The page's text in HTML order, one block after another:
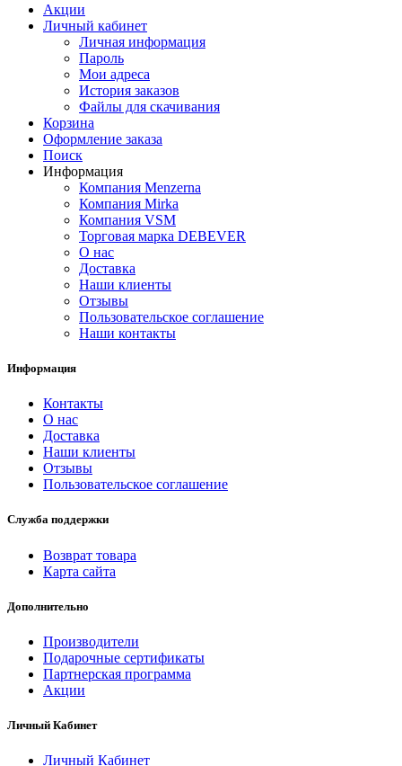
Акции
Личный кабинет
Личная информация
Пароль
Мои адреса
История заказов
Файлы для скачивания
Корзина
Оформление заказа
Поиск
Информация
Компания Menzerna
Компания Mirka
Компания VSM
Торговая марка DEBEVER
О нас
Доставка
Наши клиенты
Отзывы
Пользовательское соглашение
Наши контакты
Информация
Контакты
О нас
Доставка
Наши клиенты
Отзывы
Пользовательское соглашение
Служба поддержки
Возврат товара
Карта сайта
Дополнительно
Производители
Подарочные сертификаты
Партнерская программа
Акции
Личный Кабинет
Личный Кабинет